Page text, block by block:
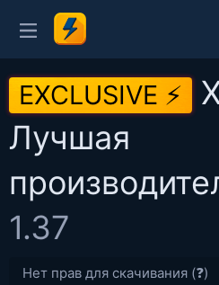
EXCLUSIVE ⚡
Лучшая
1.37
Нет прав для скачивания (❓)